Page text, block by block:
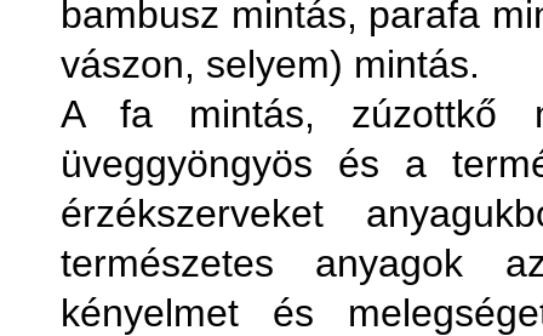
bambusz mintás, parafa
vászon, selyem) mintás.
A fa mintás, zúzottkő
üveggyöngyös és a
érzékszerveket
természetes anyagok
kényelmet és